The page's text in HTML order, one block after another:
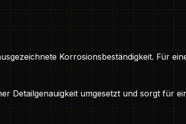
Korrosionsbeständigkeit. Für
Detailgenauigkeit umgesetzt und sorgt für